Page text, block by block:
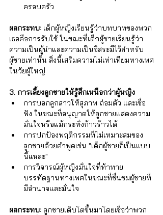
ครอบครัว
ผลกระทบ: เด็กผู้หญิงเรียนรู้ว่าบทบาทของพวก
เธอคือการรับใช้ ในขณะที่เด็กผู้ชายเรียนรู้ว่า
ความเป็นผู้นำและความเป็นอิสระมีไว้สำหรับ
ผู้ชายเท่านั้น สิ่งนี้เสริมความไม่เท่าเทียมทางเพศ
ในวัยผู้ใหญ่
3. การเลี้ยงลูกชายให้รู้สึกเหนือกว่าผู้หญิง
การบอกลูกสาวให้สุภาพ ถ่อมตัว และเชื่อ
ฟัง ในขณะที่อนุญาตให้ลูกชายแสดงความ
มั่นใจหรือแม้กระทั่งก้าวร้าวได้
การปกป้องพฤติกรรมที่ไม่เหมาะสมของ
ลูกชายด้วยคำพูดเช่น "เด็กผู้ชายก็เป็นแบบ
นี้แหละ"
การวิจารณ์ผู้หญิงมั่นใจที่ท้าทาย
บรรทัดฐานทางเพศในขณะที่ชื่นชมผู้ชายที่
มีอำนาจและมั่นใจ
ผลกระทบ: ลูกชายเติบโตขึ้นมาโดยเชื่อว่าพวก